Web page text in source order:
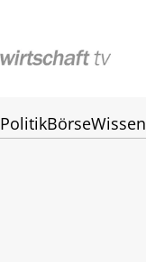
PolitikBörseWissen